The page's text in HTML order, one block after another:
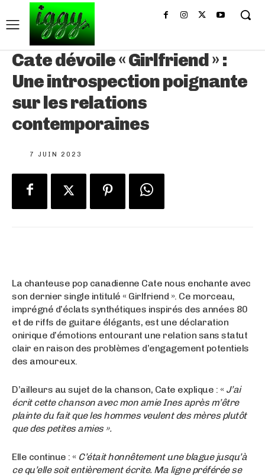
Cate dévoile « Girlfriend » :
Une introspection poignante
sur les relations
contemporaines
7 JUIN 2023
La chanteuse pop canadienne Cate nous enchante avec
son dernier single intitulé « Girlfriend ». Ce morceau,
imprégné d’éclats synthétiques inspirés des années 80
et de riffs de guitare élégants, est une déclaration
onirique d’émotions entourant une relation sans statut
clair en raison des problèmes d’engagement potentiels
des amoureux.
D’ailleurs au sujet de la chanson, Cate explique : « J’ai
écrit cette chanson avec mon amie Ines après m’être
plainte du fait que les hommes veulent des mères plutôt
que des petites amies ».
Elle continue : « C’était honnêtement une blague jusqu’à
ce qu’elle soit entièrement écrite. Ma ligne préférée se